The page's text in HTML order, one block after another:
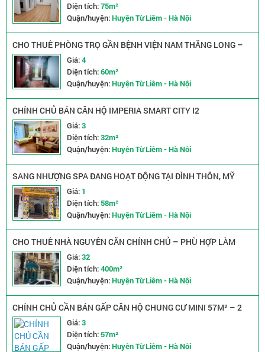
Diện tích:75m²
Quận/huyện:Huyện Từ Liêm - Hà Nội
CHO THUÊ PHÒNG TRỌ GẦN BỆNH VIỆN NAM THĂNG LONG –
RỘNG RÃI, THOÁNG MÁT, VÀO Ở NGAY
Giá:4
Diện tích:60m²
Quận/huyện:Huyện Từ Liêm - Hà Nội
CHÍNH CHỦ BÁN CĂN HỘ IMPERIA SMART CITY I2
Giá:3
Diện tích:32m²
Quận/huyện:Huyện Từ Liêm - Hà Nội
SANG NHƯỢNG SPA ĐANG HOẠT ĐỘNG TẠI ĐÌNH THÔN, MỸ
ĐÌNH, HÀ NỘI Giá: 1
Diện tích:58m²
Quận/huyện:Huyện Từ Liêm - Hà Nội
CHO THUÊ NHÀ NGUYÊN CĂN CHÍNH CHỦ – PHÙ HỢP LÀM
VĂN PHÒNG, CÔNG TY
Giá:32
Diện tích:400m²
Quận/huyện:Huyện Từ Liêm - Hà Nội
CHÍNH CHỦ CẦN BÁN GẤP CĂN HỘ CHUNG CƯ MINI 57M² – 2
PHÒNG NGỦ – FULL NỘI THẤT – ĐÌNH THÔN, NAM TỪ LIÊM
Giá:3
Diện tích:57m²
Quận/huyện:Huyện Từ Liêm - Hà Nội